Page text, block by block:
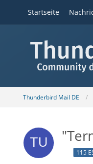
Startseite
Thunderbird Mail DE
115